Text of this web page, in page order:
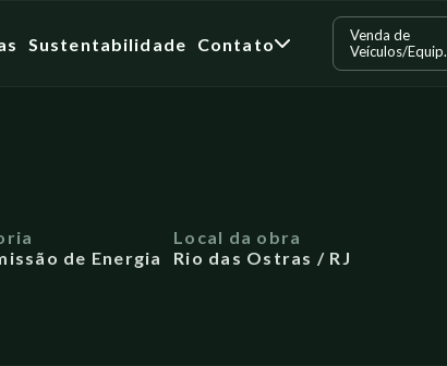
Sustentabilidade Contato
Venda de
Veículos/Equip.
de Energia
Local da obra
Rio das Ostras / RJ